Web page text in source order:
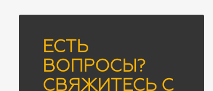
ЕСТЬ
ВОПРОСЫ?
СВЯЖИТЕСЬ С